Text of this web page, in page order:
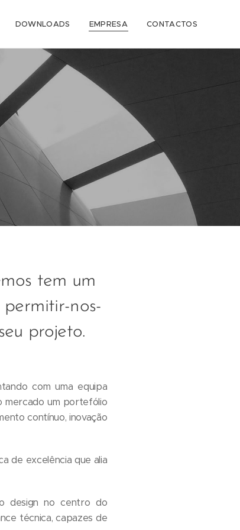
DOWNLOADS EMPRESA CONTACTOS
tem um
nos-
projeto.
com uma equipa
mercado um portefólio
contínuo, inovação
de excelência que alia
design no centro do
técnica, capazes de